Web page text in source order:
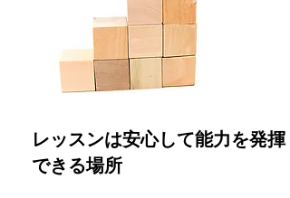
レッスンは安心して能力を発揮
できる場所